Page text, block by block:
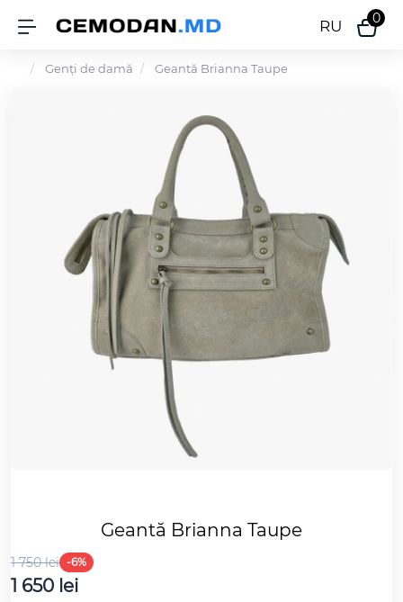
RU 0
Genți de damă Geantă Brianna Taupe
Geantă Brianna Taupe
1 750 lei -6%
1 650 lei